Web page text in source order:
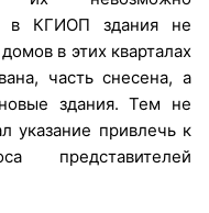
в КГИОП здания не
в этих кварталах
часть снесена, а
здания. Тем не
указание привлечь к
представителей